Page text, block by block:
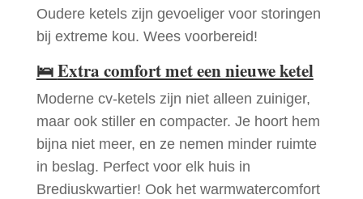
Oudere ketels zijn gevoeliger voor storingen
bij extreme kou. Wees voorbereid!
🛌Extra comfort met een nieuwe ketel
Moderne cv-ketels zijn niet alleen zuiniger,
maar ook stiller en compacter. Je hoort hem
bijna niet meer, en ze nemen minder ruimte
in beslag. Perfect voor elk huis in
Brediuskwartier! Ook het warmwatercomfort